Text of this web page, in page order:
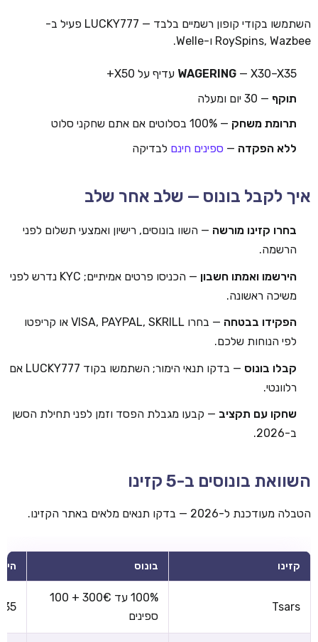
השתמשו בקודי קופון רשמיים בלבד — LUCKY777 פעיל ב-
RoySpins, Wazbee ו-Welle.
WAGERING — X30–X35 עדיף על X50+
תוקף — 30 יום ומעלה
תרומת משחק — 100% בסלוטים אם אתם שחקני סלוט
ללא הפקדה — ספינים חינם לבדיקה
איך לקבל בונוס — שלב אחר שלב
בחרו קזינו מורשה — השוו בונוסים, רישיון ואמצעי תשלום לפני
הרשמה.
הירשמו ואמתו חשבון
— הכניסו פרטים אמיתיים; KYC נדרש לפני
משיכה ראשונה.
הפקידו בבטחה
— בחרו VISA, PAYPAL, SKRILL או קריפטו
לפי הנוחות שלכם.
קבלו בונוס
— בדקו תנאי הימור; השתמשו בקוד LUCKY777 אם
רלוונטי.
שחקו עם תקציב — קבעו מגבלת הפסד וזמן לפני תחילת הסשן
ב-2026.
השוואת בונוסים ב-5 קזינו
הטבלה מעודכנת ל-2026 — בדקו תנאים מלאים באתר הקזינו.
קזינו בונוס
Tsars
100% עד 300€ + 100
ספינים